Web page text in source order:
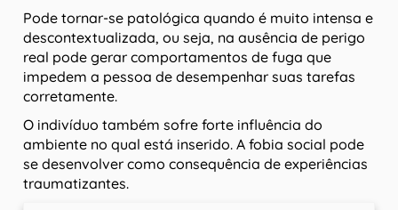
Pode tornar-se patológica quando é muito intensa e
descontextualizada, ou seja, na ausência de perigo
real pode gerar comportamentos de fuga que
impedem a pessoa de desempenhar suas tarefas
corretamente.
O indivíduo também sofre forte influência do
ambiente no qual está inserido. A fobia social pode
se desenvolver como consequência de experiências
traumatizantes.